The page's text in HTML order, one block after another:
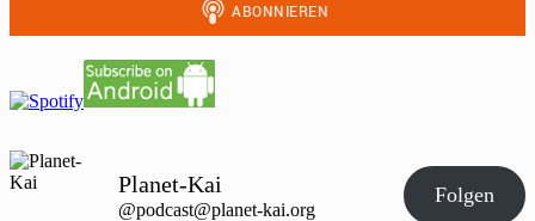
Planet-Kai
@podcast@planet-kai.org
Folgen